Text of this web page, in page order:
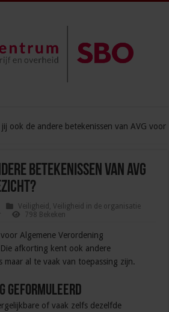
jij ook de andere betekenissen van AVG voor
betekenissen van AVG
Veiligheid ,Veiligheid in de organisatie
798 Bekeken
Algemene Verordening
afkorting kent ook andere
maar al te vaak van toepassing zijn.
Geformuleerd
of vaak zelfs dezelfde